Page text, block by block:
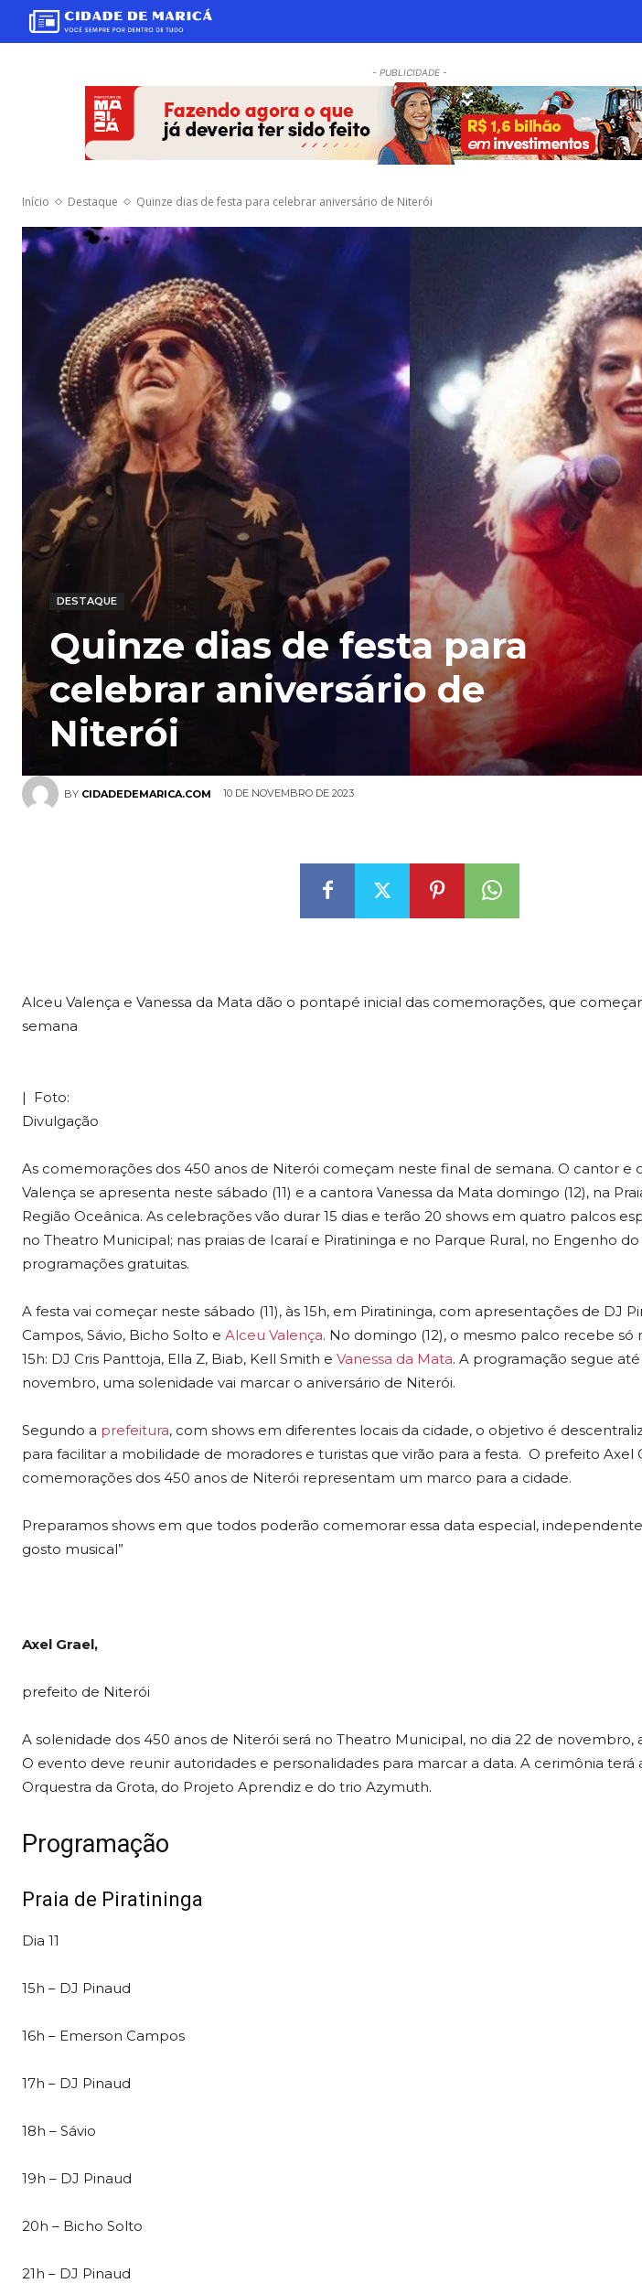
- PUBLICIDADE -
Início Destaque Quinze dias de festa para celebrar aniversário de Niterói
BY CIDADEDEMARICA.COM 10 DE NOVEMBRO DE 2023
DESTAQUE
Quinze dias de festa para
celebrar aniversário de
Niterói
Alceu Valença e Vanessa da Mata dão o pontapé inicial das comemorações, que
semana
| Foto:
Divulgação
As comemorações dos 450 anos de Niterói começam neste final de semana. O cantor e
Valença se apresenta neste sábado (11) e a cantora Vanessa da Mata domingo (12), na
Região Oceânica. As celebrações vão durar 15 dias e terão 20 shows em quatro palcos
no Theatro Municipal; nas praias de Icaraí e Piratininga e no Parque Rural, no Engenho
programações gratuitas.
A festa vai começar neste sábado (11), às 15h, em Piratininga, com apresentações de DJ
Campos, Sávio, Bicho Solto e Alceu Valença. No domingo (12), o mesmo palco recebe só
15h: DJ Cris Panttoja, Ella Z, Biab, Kell Smith e Vanessa da Mata. A programação segue
novembro, uma solenidade vai marcar o aniversário de Niterói.
Segundo a prefeitura, com shows em diferentes locais da cidade, o objetivo é
para facilitar a mobilidade de moradores e turistas que virão para a festa. O prefeito Axel
comemorações dos 450 anos de Niterói representam um marco para a cidade.
Preparamos shows em que todos poderão comemorar essa data especial,
gosto musical”
Axel Grael,
prefeito de Niterói
A solenidade dos 450 anos de Niterói será no Theatro Municipal, no dia 22 de novembro,
O evento deve reunir autoridades e personalidades para marcar a data. A cerimônia terá
Orquestra da Grota, do Projeto Aprendiz e do trio Azymuth.
Programação
Praia de Piratininga
Dia 11
15h – DJ Pinaud
16h – Emerson Campos
17h – DJ Pinaud
18h – Sávio
19h – DJ Pinaud
20h – Bicho Solto
21h – DJ Pinaud